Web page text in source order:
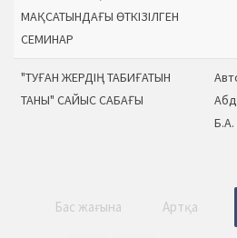
МАҚСАТЫНДАҒЫ ӨТКІЗІЛГЕН
СЕМИНАР
"ТУҒАН ЖЕРДІҢ ТАБИҒАТЫН
ТАНЫ" САЙЫС САБАҒЫ
Б.А.
Бас жағына Артқа